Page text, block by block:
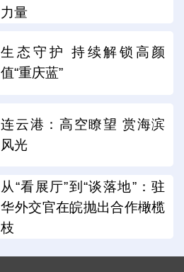
力量
生态守护 持续解锁高颜
值“重庆蓝”
连云港：高空瞭望 赏海滨
风光
从“看展厅”到“谈落地”：驻
华外交官在皖抛出合作橄榄
枝